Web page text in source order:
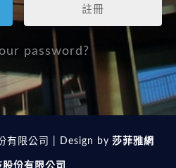
註冊
password?
有限公司 | Design by 莎菲雅網